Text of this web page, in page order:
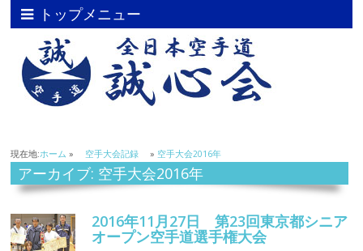
トップメニュー
現在地:ホーム » 空手大会記録 » 空手大会2016年
アーカイブ: 空手大会2016年
2016年11月27日 第23回東京都シニア
オープン空手道選手権大会